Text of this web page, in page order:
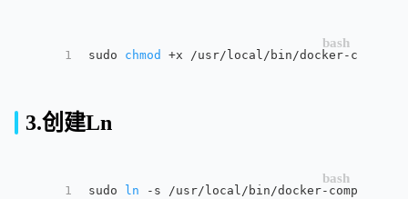
1 sudo chmod +x /usr/local/bin/docker-compose
3.创建Ln
1 sudo ln -s /usr/local/bin/docker-compose /